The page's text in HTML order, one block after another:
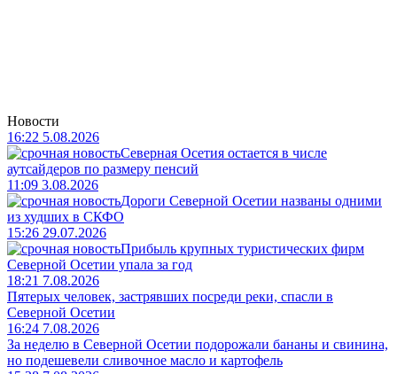
Новости
16:22 5.08.2026
Северная Осетия остается в числе
аутсайдеров по размеру пенсий
11:09 3.08.2026
Дороги Северной Осетии названы одними
из худших в СКФО
15:26 29.07.2026
Прибыль крупных туристических фирм
Северной Осетии упала за год
18:21 7.08.2026
Пятерых человек, застрявших посреди реки, спасли в
Северной Осетии
16:24 7.08.2026
За неделю в Северной Осетии подорожали бананы и свинина,
но подешевели сливочное масло и картофель